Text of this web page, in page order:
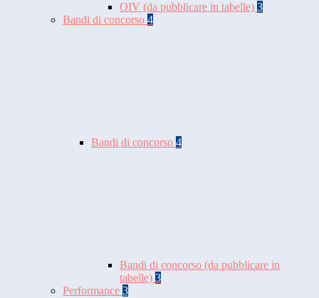
OIV (da pubblicare in tabelle) 3
Bandi di concorso 4
Bandi di concorso 4
Bandi di concorso (da pubblicare in
tabelle) 3
Performance 3